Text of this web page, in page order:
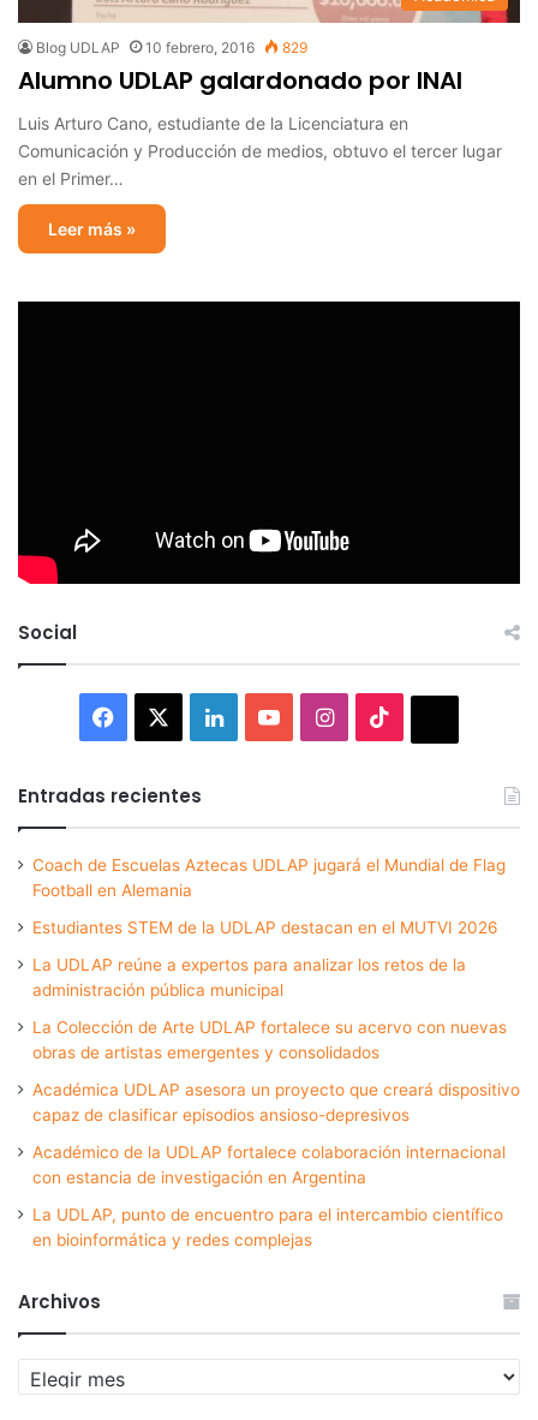
Blog UDLAP 10 febrero, 2016 829
Alumno UDLAP galardonado por INAI
Luis Arturo Cano, estudiante de la Licenciatura en
Comunicación y Producción de medios, obtuvo el tercer lugar
en el Primer…
Leer más »
Social
Facebook LinkedInYouTubeInstagram
Entradas recientes
Coach de Escuelas Aztecas UDLAP jugará el Mundial de Flag
Football en Alemania
Estudiantes STEM de la UDLAP destacan en el MUTVI 2026
La UDLAP reúne a expertos para analizar los retos de la
administración pública municipal
La Colección de Arte UDLAP fortalece su acervo con nuevas
obras de artistas emergentes y consolidados
Académica UDLAP asesora un proyecto que creará dispositivo
capaz de clasificar episodios ansioso-depresivos
Académico de la UDLAP fortalece colaboración internacional
con estancia de investigación en Argentina
La UDLAP, punto de encuentro para el intercambio científico
en bioinformática y redes complejas
Archivos
Archivos